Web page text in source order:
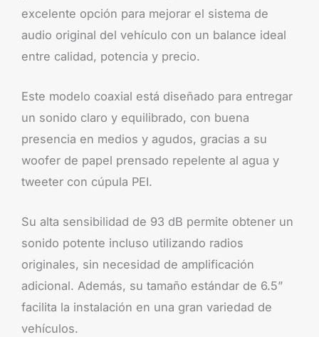
excelente opción para mejorar el sistema de
audio original del vehículo con un balance ideal
entre calidad, potencia y precio.
Este modelo coaxial está diseñado para entregar
un sonido claro y equilibrado, con buena
presencia en medios y agudos, gracias a su
woofer de papel prensado repelente al agua y
tweeter con cúpula PEI.
Su alta sensibilidad de 93 dB permite obtener un
sonido potente incluso utilizando radios
originales, sin necesidad de amplificación
adicional. Además, su tamaño estándar de 6.5”
facilita la instalación en una gran variedad de
vehículos.